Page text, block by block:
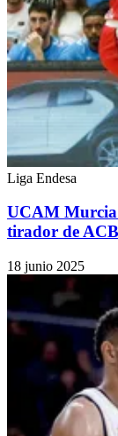
Liga Endesa
UCAM Murcia
tirador de ACB
18 junio 2025